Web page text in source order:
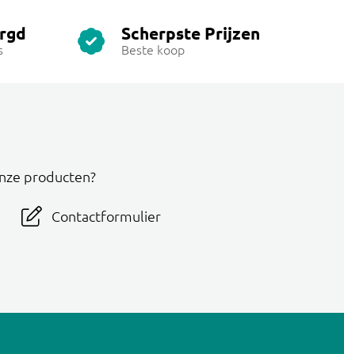
Scherpste Prijzen
Beste koop
producten?
Contactformulier